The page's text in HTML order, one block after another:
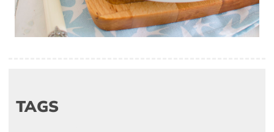
TAGS